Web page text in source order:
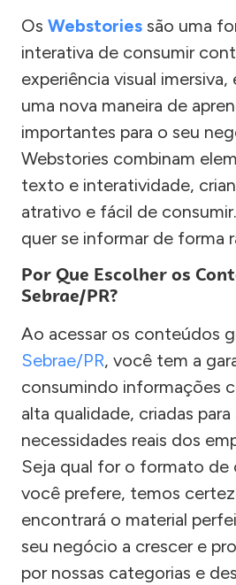
Os Webstories são uma
interativa de consumir
experiência visual
uma nova maneira de
importantes para o seu
Webstories combinam
texto e interatividade,
atrativo e fácil de
quer se informar de forma
Por Que Escolher os
Sebrae/PR?
Ao acessar os conteúdos
Sebrae/PR, você tem a
consumindo informações
alta qualidade, criadas
necessidades reais dos
Seja qual for o formato
você prefere, temos
encontrará o material
seu negócio a crescer e
por nossas categorias e